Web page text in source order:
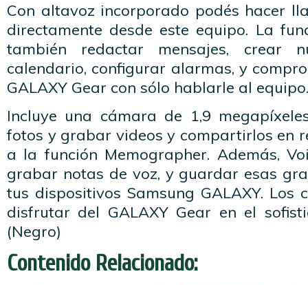
Con altavoz incorporado podés hacer
directamente desde este equipo. La
también redactar mensajes, crear
calendario, configurar alarmas, y
GALAXY Gear con sólo hablarle al equipo.
Incluye una cámara de 1,9
fotos y grabar videos y compartirlos en
a la función Memographer. Además,
grabar notas de voz, y guardar esas
tus dispositivos Samsung GALAXY. Los
disfrutar del GALAXY Gear en el
(Negro)
Contenido Relacionado: